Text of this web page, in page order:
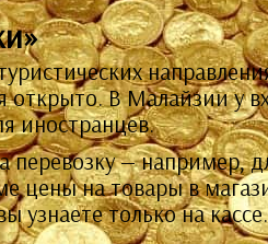
открыто. В Малайзии у
иностранцев.
— например,
цены на товары в
узнаете только на кассе.